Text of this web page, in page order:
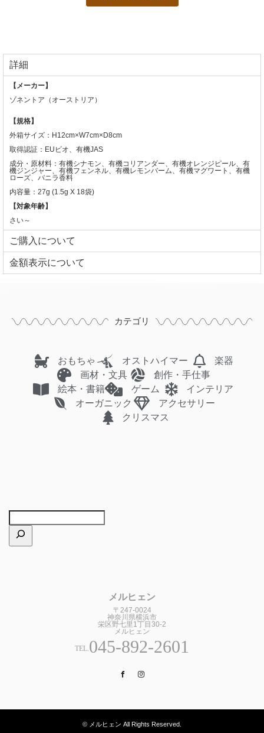
詳細
【メーカー】
ゾネントア（オーストリア）
【規格】
外箱サイズ：H12cm×W7cm×D8cm
取得認証：EUビオ、有機JAS
成分・原材料：有機シナモン、有機コリアンダー、有機オレンジピール、有
機ジンジャー、有機フェンネル、有機レモンバーム、有機マグワート、有機
ローズ、バニラ香料
内容量：27g (1.5g X 18袋)
【対象年齢】
さい～
ご購入について
⾦額表⽰について
カテゴリ
おもちゃ オストハイマー
楽器
画材・文具
創作・手仕事
絵本・書籍
ゲーム
インテリア
オーガニック
アクセサリー
クリスマス
メルヒェン
〒247-0024
神奈川県横浜市
栄区野七里1丁目30-2
メルヒェン
TEL. 045-892-2601
Facebook
© メルヒェン All Rights Reserved.